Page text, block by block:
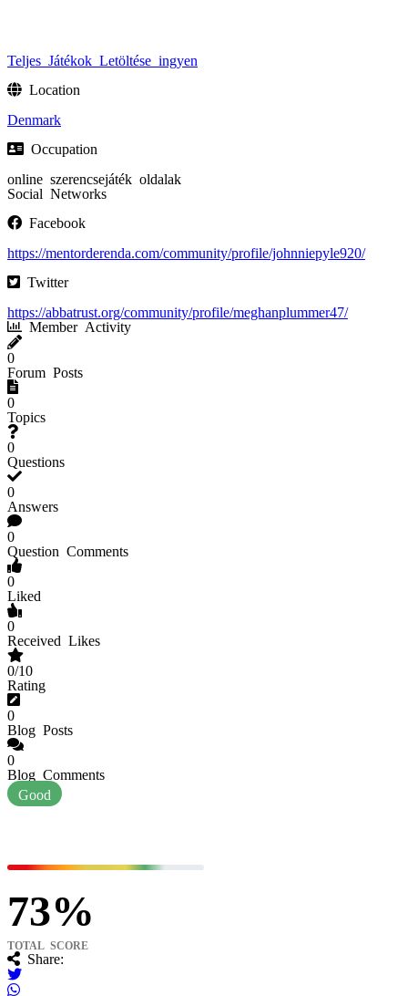
Teljes Játékok Letöltése ingyen
Location
Denmark
Occupation
online szerencsejáték oldalak
Social Networks
Facebook
https://mentorderenda.com/community/profile/johnniepyle920/
Twitter
https://abbatrust.org/community/profile/meghanplummer47/
Member Activity
0
Forum Posts
0
Topics
0
Questions
0
Answers
0
Question Comments
0
Liked
0
Received Likes
0/10
Rating
0
Blog Posts
0
Blog Comments
73
TOTAL SCORE
Good
Share: